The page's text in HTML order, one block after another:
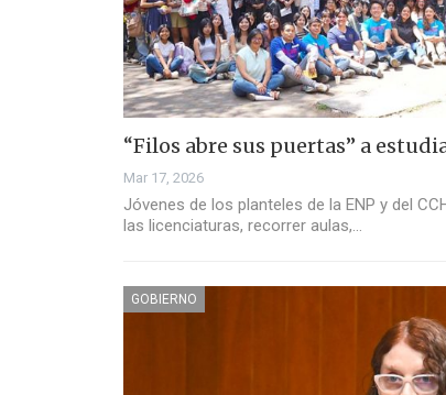
“Filos abre sus puertas” a
Mar 17, 2026
Jóvenes de los planteles de la ENP y del
las licenciaturas, recorrer aulas,…
GOBIERNO